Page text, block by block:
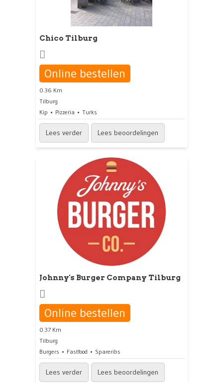
Chico Tilburg
Online bestellen
0.36 Km
Tilburg
Kip
Pizzeria Turks
Lees verder Lees beoordelingen
Johnny's Burger Company Tilburg
Online bestellen
0.37 Km
Tilburg
Burgers
Fastfood Spareribs
Lees verder Lees beoordelingen